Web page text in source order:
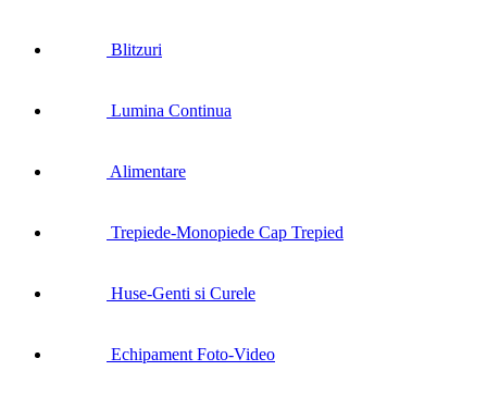
Blitzuri
Lumina Continua
Alimentare
Trepiede-Monopiede Cap Trepied
Huse-Genti si Curele
Echipament Foto-Video